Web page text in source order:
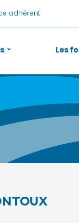
adhérent
Les